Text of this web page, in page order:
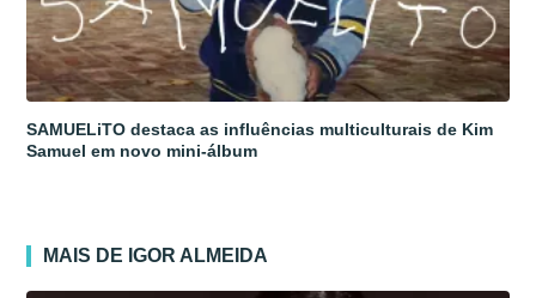
SAMUELiTO destaca as influências multiculturais de Kim
Samuel em novo mini-álbum
MAIS DE IGOR ALMEIDA